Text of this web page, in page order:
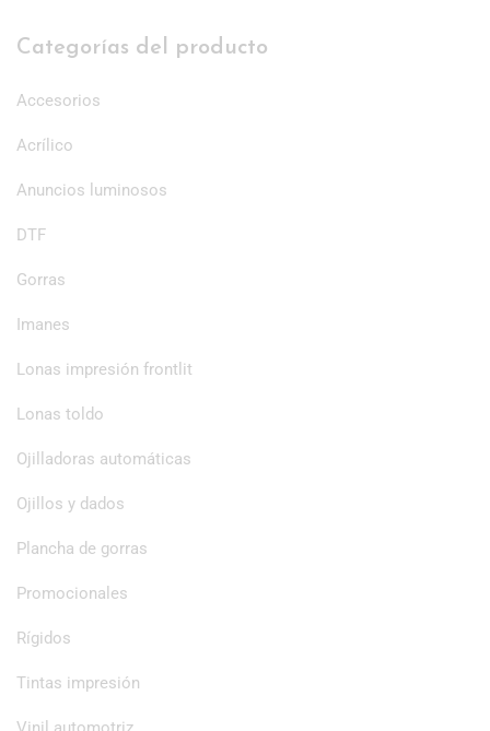
Categorías del producto
Accesorios
Acrílico
Anuncios luminosos
DTF
Gorras
Imanes
Lonas impresión frontlit
Lonas toldo
Ojilladoras automáticas
Ojillos y dados
Plancha de gorras
Promocionales
Rígidos
Tintas impresión